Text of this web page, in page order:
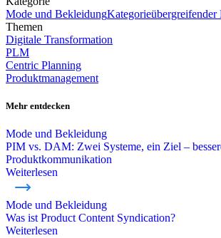
Mode und BekleidungKategorieübergreifender
Themen
Digitale Transformation
PLM
Centric Planning
Produktmanagement
Mehr entdecken
Mode und Bekleidung
PIM vs. DAM: Zwei Systeme, ein Ziel –
Produktkommunikation
Weiterlesen
Mode und Bekleidung
Was ist Product Content Syndication?
Weiterlesen